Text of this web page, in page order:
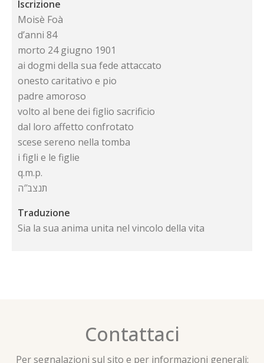
Iscrizione
Moisè Foà
d’anni 84
morto 24 giugno 1901
ai dogmi della sua fede attaccato
onesto caritativo e pio
padre amoroso
volto al bene dei figlio sacrificio
dal loro affetto confrotato
scese sereno nella tomba
i figli e le figlie
q.m.p.
תנצב″ה
Traduzione
Sia la sua anima unita nel vincolo della vita
Contattaci
Per segnalazioni sul sito e per informazioni generali: